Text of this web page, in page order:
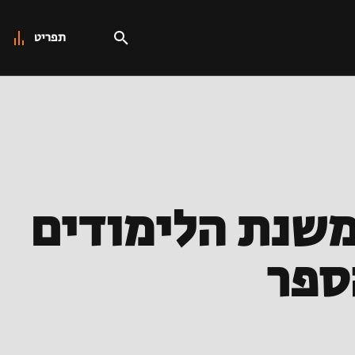
תפריט
הלימודים